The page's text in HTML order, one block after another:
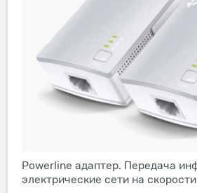
Powerline адаптер. Передача
электрические сети на